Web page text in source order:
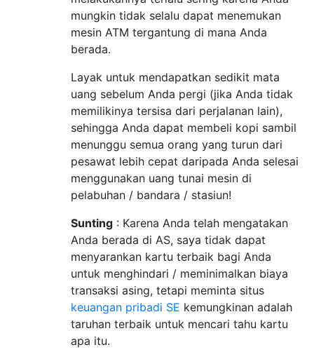
mungkin tidak selalu dapat menemukan
mesin ATM tergantung di mana Anda
berada.
Layak untuk mendapatkan sedikit mata
uang sebelum Anda pergi (jika Anda tidak
memilikinya tersisa dari perjalanan lain),
sehingga Anda dapat membeli kopi sambil
menunggu semua orang yang turun dari
pesawat lebih cepat daripada Anda selesai
menggunakan uang tunai mesin di
pelabuhan / bandara / stasiun!
Sunting : Karena Anda telah mengatakan
Anda berada di AS, saya tidak dapat
menyarankan kartu terbaik bagi Anda
untuk menghindari / meminimalkan biaya
transaksi asing, tetapi meminta situs
keuangan pribadi SE kemungkinan adalah
taruhan terbaik untuk mencari tahu kartu
apa itu.